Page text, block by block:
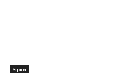
Зірки